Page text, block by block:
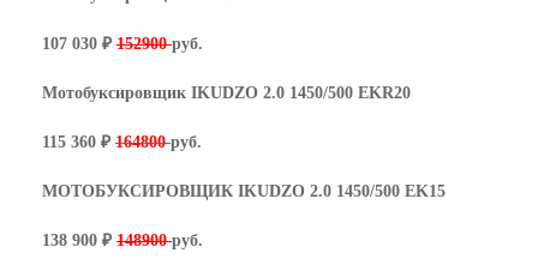
107 030 ₽ 152900руб.
Мотобуксировщик IKUDZO 2.0 1450/500 EKR20
115 360 ₽ 164800руб.
МОТОБУКСИРОВЩИК IKUDZO 2.0 1450/500 EK15
138 900 ₽ 148900руб.